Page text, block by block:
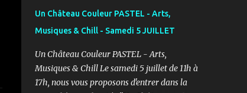
de 150m2 pour pratiquer confortablement
avec des élèves passionnés et curieux
d’apprendre. COURS ENFANTS Notre volonté
: permettre l'épanouissement de l'enfant à
travers cet art, qu'il puisse s'exprimer et
prendre confiance en lui en prenant du
Un Château Couleur PASTEL - Arts,
Musiques & Chill - Samedi 5 JUILLET
Un Château Couleur PASTEL - Arts,
Musiques & Chill Le samedi 5 juillet de 11h à
17h, nous vous proposons d'entrer dans la